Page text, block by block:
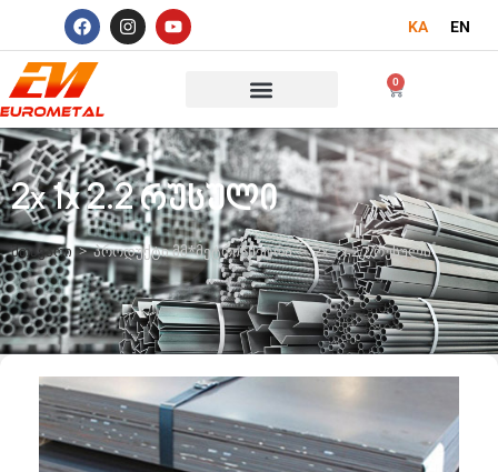
KA EN
0
2x 1x 2.2 რუსული
მთავარი > პროდუქტი მმ*მეტრი*მეტრი > 2x 1x 2.2 რუსული